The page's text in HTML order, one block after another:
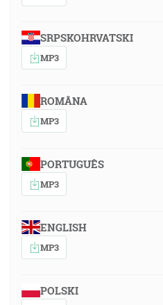
SRPSKOHRVATSKI
MP3
ROMÂNA
MP3
PORTUGUÊS
MP3
ENGLISH
MP3
POLSKI